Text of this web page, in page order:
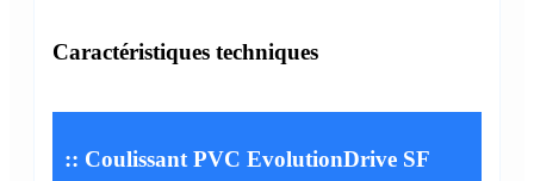
Caractéristiques techniques
:: Coulissant PVC EvolutionDrive SF